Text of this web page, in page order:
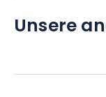
Unsere